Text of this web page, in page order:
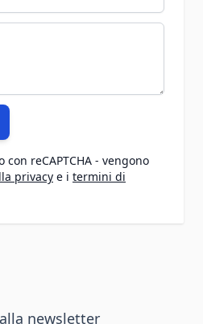
reCAPTCHA - vengono
privacy e i termini di
newsletter